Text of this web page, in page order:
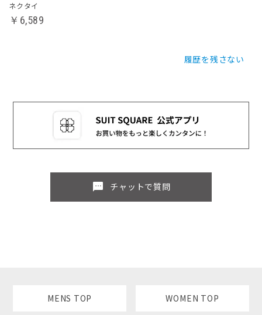
ネクタイ
￥6,589
履歴を残さない
sms チャットで質問
MENS TOP WOMEN TOP